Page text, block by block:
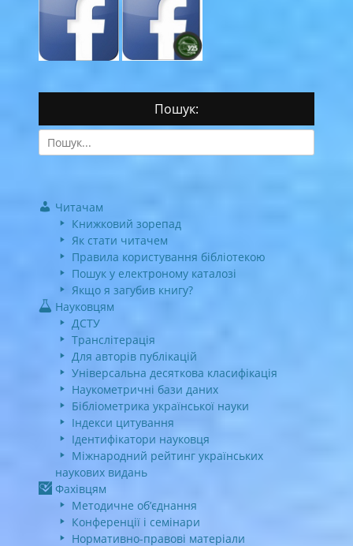
Пошук:
Search
for:
Читачам
Книжковий зорепад
Як стати читачем
Правила користування бібліотекою
Пошук у електроному каталозі
Якщо я загубив книгу?
Науковцям
ДСТУ
Транслітерація
Для авторів публікацій
Універсальна десяткова класифікація
Наукометричні бази даних
Бібліометрика української науки
Індекси цитування
Ідентифікатори науковця
Міжнародний рейтинг українських
наукових видань
Фахівцям
Методичне об’єднання
Конференції і семінари
Нормативно-правові матеріали